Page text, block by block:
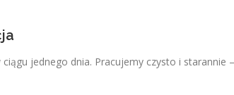
jednego dnia. Pracujemy czysto i